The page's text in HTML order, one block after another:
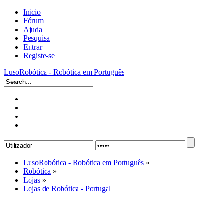
Início
Fórum
Ajuda
Pesquisa
Entrar
Registe-se
LusoRobótica - Robótica em Português
LusoRobótica - Robótica em Português »
Robótica »
Lojas »
Lojas de Robótica - Portugal